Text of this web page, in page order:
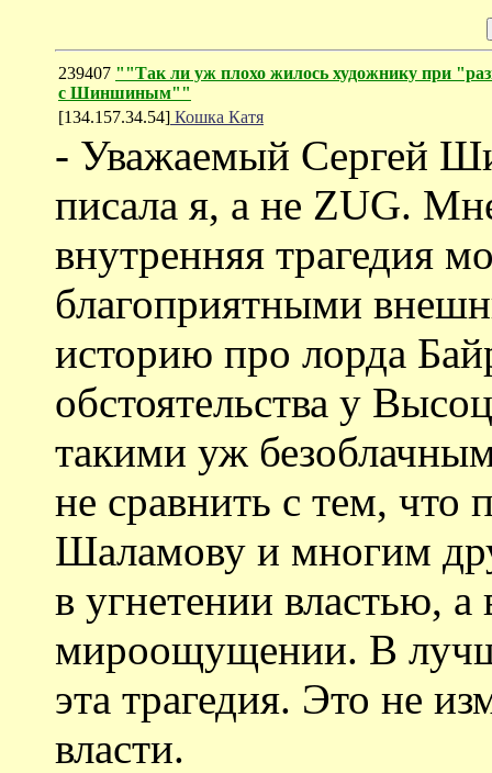
239407 ""Так ли уж плохо жилось художнику при
с Шиншиным""
[134.157.34.54] Кошка Катя
- Уважаемый Сергей
писала я, а не ZUG.
внутренняя трагедия
благоприятными
историю про лорда
обстоятельства у
такими уж
не сравнить с тем, что
Шаламову и многим
в угнетении властью,
мироощущении. В
эта трагедия. Это не
власти.